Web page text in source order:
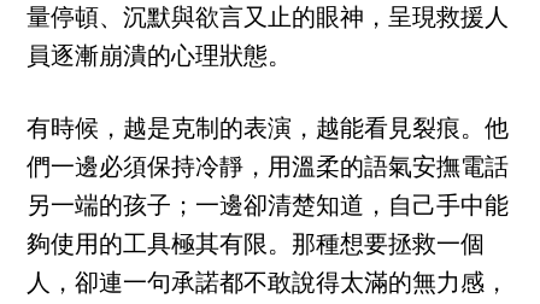
量停頓、沉默與欲言又止的眼神，呈現救援人
員逐漸崩潰的心理狀態。
有時候，越是克制的表演，越能看見裂痕。他
們一邊必須保持冷靜，用溫柔的語氣安撫電話
另一端的孩子；一邊卻清楚知道，自己手中能
夠使用的工具極其有限。那種想要拯救一個
人，卻連一句承諾都不敢說得太滿的無力感，